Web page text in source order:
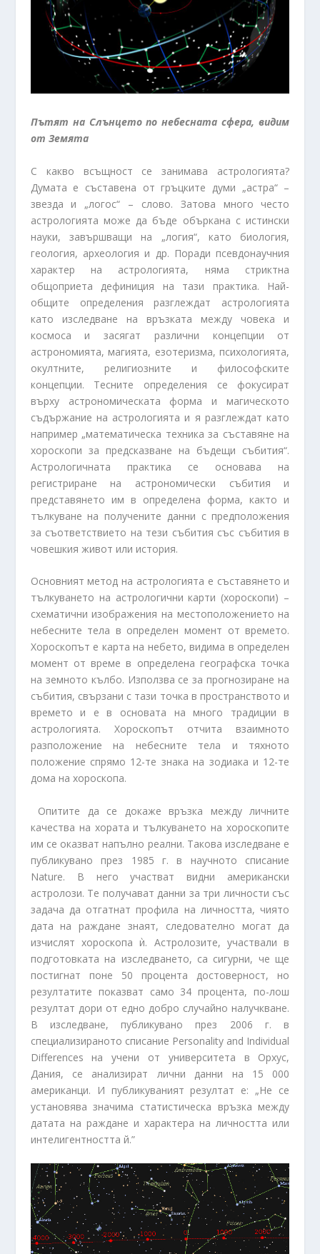
Пътят на Слънцето по небесната сфера, видим
от Земята
С какво всъщност се занимава астрологията?
Думата е съставена от гръцките думи „астра“ –
звезда и „логос“ – слово. Затова много често
астрологията може да бъде объркана с истински
науки, завършващи на „логия“, като биология,
геология, археология и др. Поради псевдонаучния
характер на астрологията, няма стриктна
общоприета дефиниция на тази практика. Най-
общите определения разглеждат астрологията
като изследване на връзката между човека и
космоса и засягат различни концепции от
астрономията, магията, езотеризма, психологията,
окултните, религиозните и философските
концепции. Тесните определения се фокусират
върху астрономическата форма и магическото
съдържание на астрологията и я разглеждат като
например „математическа техника за съставяне на
хороскопи за предсказване на бъдещи събития“.
Астрологичната практика се основава на
регистриране на астрономически събития и
представянето им в определена форма, както и
тълкуване на получените данни с предположения
за съответствието на тези събития със събития в
човешкия живот или история.
Основният метод на астрологията е съставянето и
тълкуването на астрологични карти (хороскопи) –
схематични изображения на местоположението на
небесните тела в определен момент от времето.
Хороскопът е карта на небето, видима в определен
момент от време в определена географска точка
на земното кълбо. Използва се за прогнозиране на
събития, свързани с тази точка в пространството и
времето и е в основата на много традиции в
астрологията. Хороскопът отчита взаимното
разположение на небесните тела и тяхното
положение спрямо 12-те знака на зодиака и 12-те
дома на хороскопа.
Опитите да се докаже връзка между личните
качества на хората и тълкуването на хороскопите
им се оказват напълно реални. Такова изследване е
публикувано през 1985 г. в научното списание
Nature. В него участват видни американски
астролози. Те получават данни за три личности със
задача да отгатнат профила на личността, чиято
дата на раждане знаят, следователно могат да
изчислят хороскопа ѝ. Астролозите, участвали в
подготовката на изследването, са сигурни, че ще
постигнат поне 50 процента достоверност, но
резултатите показват само 34 процента, по-лош
резултат дори от едно добро случайно налучкване.
В изследване, публикувано през 2006 г. в
специализираното списание Personality and Individual
Differences на учени от университета в Орхус,
Дания, се анализират лични данни на 15 000
американци. И публикуваният резултат е: „Не се
установява значима статистическа връзка между
датата на раждане и характера на личността или
интелигентността й.”